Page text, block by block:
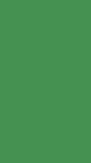
acquiesça avec
les objets ici
autant le faire
votre